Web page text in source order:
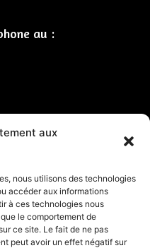
aux
nous utilisons des technologies
accéder aux informations
à ces technologies nous
le comportement de
ce site. Le fait de ne pas
peut avoir un effet négatif sur
au :
vos partys de Noël